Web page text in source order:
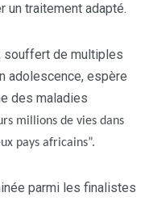
un traitement adapté.
souffert de multiples
adolescence, espère
des maladies
millions de vies dans
pays africains”.
parmi les finalistes